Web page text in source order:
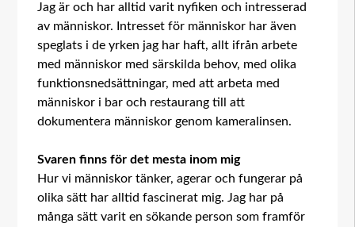
Jag är och har alltid varit nyfiken och intresserad
av människor. Intresset för människor har även
speglats i de yrken jag har haft, allt ifrån arbete
med människor med särskilda behov, med olika
funktionsnedsättningar, med att arbeta med
människor i bar och restaurang till att
dokumentera människor genom kameralinsen.
Svaren finns för det mesta inom mig
Hur vi människor tänker, agerar och fungerar på
olika sätt har alltid fascinerat mig. Jag har på
många sätt varit en sökande person som framför